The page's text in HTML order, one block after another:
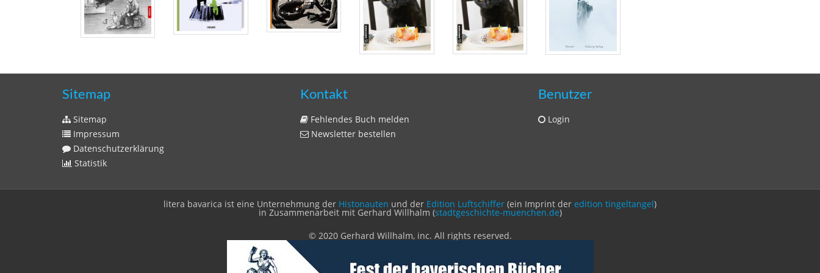
Sitemap
Sitemap
Impressum
Datenschutzerklärung
Statistik
Kontakt
Fehlendes Buch melden
Newsletter bestellen
Benutzer
Login
litera bavarica ist eine Unternehmung der Histonauten und der Edition Luftschiffer (ein Imprint der edition tingeltangel)
in Zusammenarbeit mit Gerhard Willhalm (stadtgeschichte-muenchen.de)
© 2020 Gerhard Willhalm, inc. All rights reserved.